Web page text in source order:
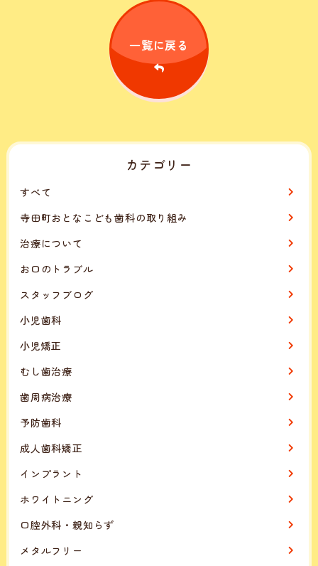
一覧に戻る
カテゴリー
すべて
寺田町おとなこども歯科の取り組み
治療について
お口のトラブル
スタッフブログ
小児歯科
小児矯正
むし歯治療
歯周病治療
予防歯科
成人歯科矯正
インプラント
ホワイトニング
口腔外科・親知らず
メタルフリー